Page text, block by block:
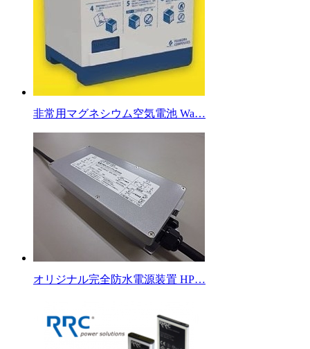
非常用マグネシウム空気電池 Wa…
オリジナル完全防水電源装置 HP…